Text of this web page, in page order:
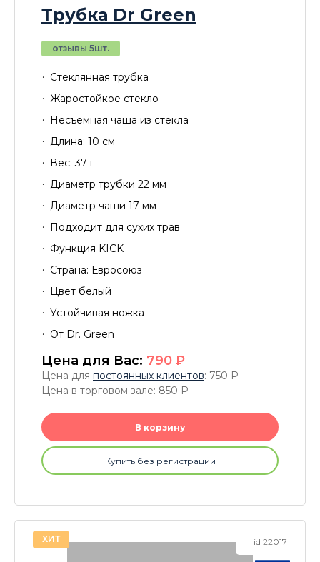
Трубка Dr Green
отзывы 5шт.
Стеклянная трубка
Жаростойкое стекло
Несъемная чаша из стекла
Длина: 10 см
Вес: 37 г
Диаметр трубки 22 мм
Диаметр чаши 17 мм
Подходит для сухих трав
Функция KICK
Страна: Евросоюз
Цвет белый
Устойчивая ножка
От Dr. Green
Цена для Вас: 790 P
Цена для постоянных клиентов: 750 P
Цена в торговом зале: 850 P
В корзину
Купить без регистрации
id 22017
ХИТ